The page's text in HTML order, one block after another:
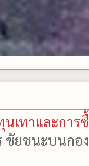
เทาและการ
ยชนะบนกอ